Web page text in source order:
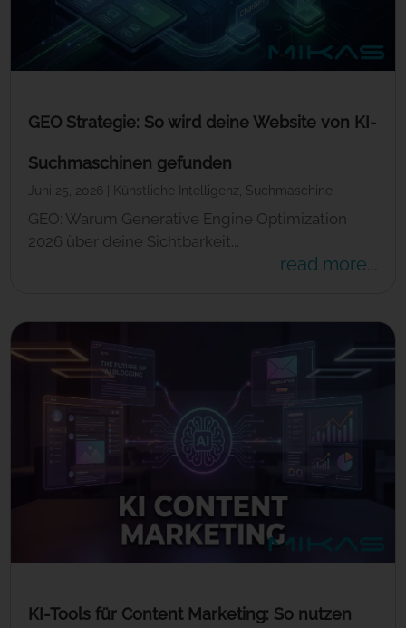
GEO Strategie: So wird deine Website von KI-
Suchmaschinen gefunden
Juni 25, 2026 Künstliche Intelligenz Suchmaschine
GEO: Warum Generative Engine Optimization
2026 über deine Sichtbarkeit...
read more...
KI-Tools für Content Marketing: So nutzen